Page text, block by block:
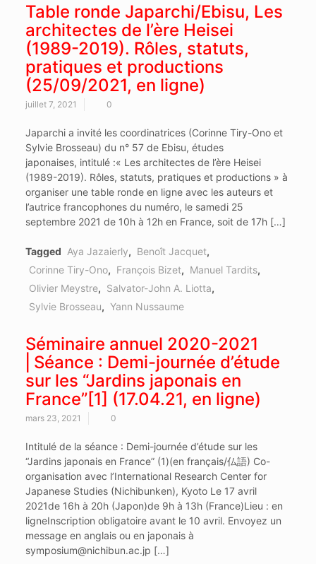
Table ronde Japarchi/Ebisu, Les
architectes de l’ère Heisei
(1989-2019). Rôles, statuts,
pratiques et productions
(25/09/2021, en ligne)
juillet 7, 2021 0
Japarchi a invité les coordinatrices (Corinne Tiry-Ono et
Sylvie Brosseau) du n° 57 de Ebisu, études
japonaises, intitulé :« Les architectes de l’ère Heisei
(1989-2019). Rôles, statuts, pratiques et productions » à
organiser une table ronde en ligne avec les auteurs et
l’autrice francophones du numéro, le samedi 25
septembre 2021 de 10h à 12h en France, soit de 17h […]
Tagged Aya Jazaierly, Benoît Jacquet,
Corinne Tiry-Ono, François Bizet, Manuel Tardits,
Olivier Meystre, Salvator-John A. Liotta,
Sylvie Brosseau, Yann Nussaume
Séminaire annuel 2020-2021
⎜Séance : Demi-journée d’étude
sur les “Jardins japonais en
France”[1] (17.04.21, en ligne)
mars 23, 2021 0
Intitulé de la séance : Demi-journée d’étude sur les
“Jardins japonais en France” (1)(en français/仏語) Co-
organisation avec l’International Research Center for
Japanese Studies (Nichibunken), Kyoto Le 17 avril
2021de 16h à 20h (Japon)de 9h à 13h (France)Lieu : en
ligneInscription obligatoire avant le 10 avril. Envoyez un
message en anglais ou en japonais à
symposium@nichibun.ac.jp […]